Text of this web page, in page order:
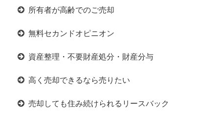
所有者が高齢でのご売却
無料セカンドオピニオン
資産整理・不要財産処分・財産分与
高く売却できるなら売りたい
売却しても住み続けられるリースバック